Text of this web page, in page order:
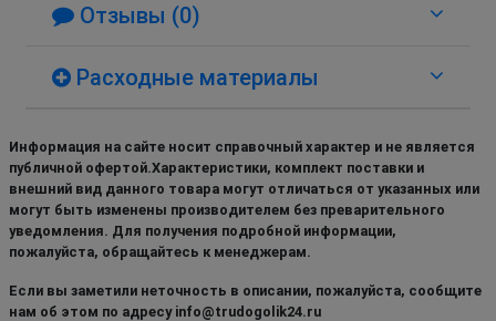
Отзывы (0)
Расходные материалы
Информация на сайте носит справочный характер и не является
публичной офертой.Характеристики, комплект поставки и
внешний вид данного товара могут отличаться от указанных или
могут быть изменены производителем без преварительного
уведомления. Для получения подробной информации,
пожалуйста, обращайтесь к менеджерам.
Если вы заметили неточность в описании, пожалуйста, сообщите
нам об этом по адресу info@trudogolik24.ru